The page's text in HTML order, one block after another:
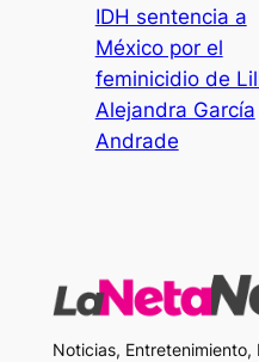
IDH sentencia a
México por el
feminicidio de
Alejandra García
Andrade
Noticias,